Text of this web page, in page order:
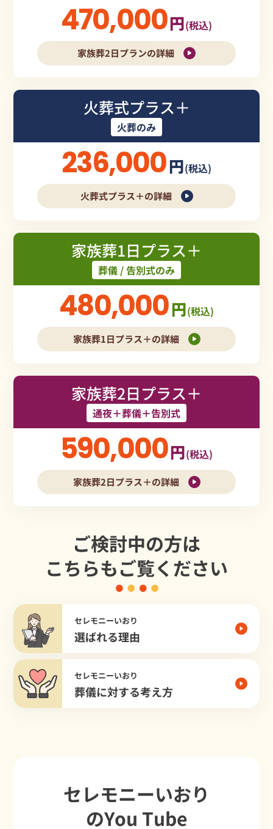
470,000円(税込)
家族葬2日プランの詳細
火葬式プラス＋
火葬のみ
236,000円(税込)
火葬式プラス＋の詳細
家族葬1日プラス＋
葬儀 / 告別式のみ
480,000円(税込)
家族葬1日プラス＋の詳細
家族葬2日プラス＋
通夜＋葬儀＋告別式
590,000円(税込)
家族葬2日プラス＋の詳細
ご検討中の方は
こちらもご覧ください
セレモニーいおり
選ばれる理由
セレモニーいおり
葬儀に対する考え方
セレモニーいおり
のYou Tube